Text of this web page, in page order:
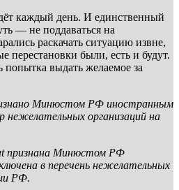
каждый день. И единственный
— не поддаваться на
раскачать ситуацию извне,
перестановки были, есть и будут.
выдать желаемое за
Минюстом РФ иностранным
нежелательных организаций на
признана Минюстом РФ
в перечень нежелательных
РФ.